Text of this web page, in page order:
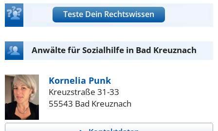
Teste Dein Rechtswissen
Anwälte für Sozialhilfe in Bad Kreuznach
Kornelia Punk
Kreuzstraße 31-33
55543 Bad Kreuznach